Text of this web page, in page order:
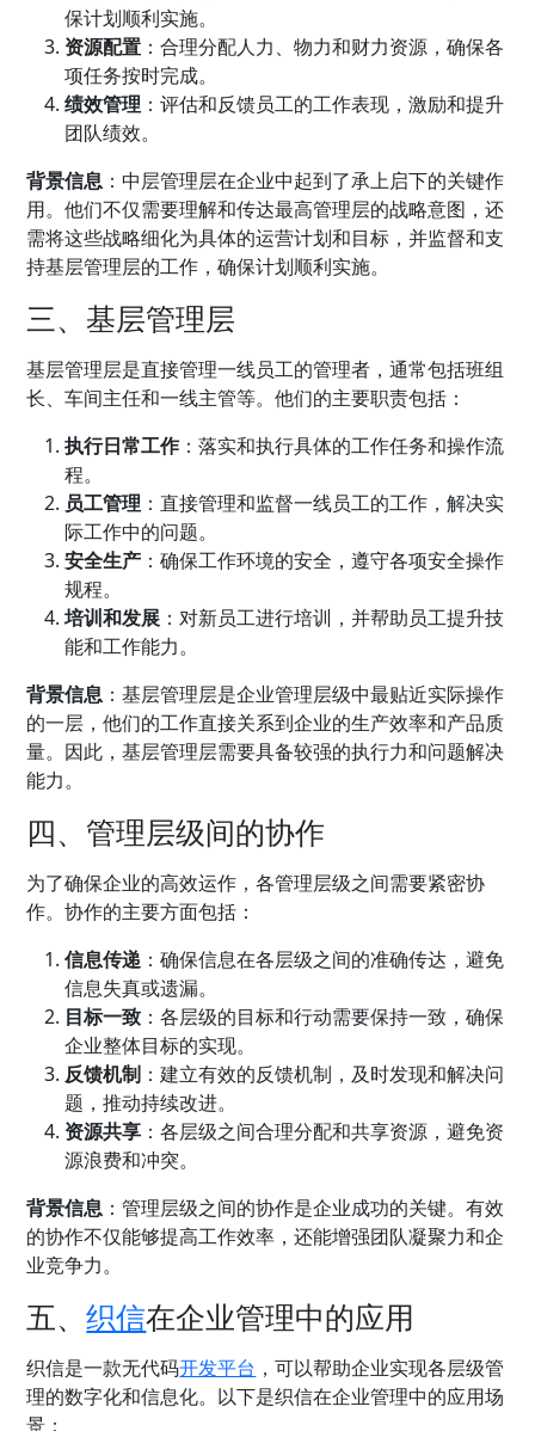
保计划顺利实施。
资源配置 ：合理分配人力、物力和财力资源，确保各
项任务按时完成。
绩效管理 ：评估和反馈员工的工作表现，激励和提升
团队绩效。
背景信息 ：中层管理层在企业中起到了承上启下的关键作
用。他们不仅需要理解和传达最高管理层的战略意图，还
需将这些战略细化为具体的运营计划和目标，并监督和支
持基层管理层的工作，确保计划顺利实施。
三、基层管理层
基层管理层是直接管理一线员工的管理者，通常包括班组
长、车间主任和一线主管等。他们的主要职责包括：
执行日常工作：落实和执行具体的工作任务和操作流
程。
员工管理 ：直接管理和监督一线员工的工作，解决实
际工作中的问题。
安全生产 ：确保工作环境的安全，遵守各项安全操作
规程。
培训和发展 ：对新员工进行培训，并帮助员工提升技
能和工作能力。
背景信息 ：基层管理层是企业管理层级中最贴近实际操作
的一层，他们的工作直接关系到企业的生产效率和产品质
量。因此，基层管理层需要具备较强的执行力和问题解决
能力。
四、管理层级间的协作
为了确保企业的高效运作，各管理层级之间需要紧密协
作。协作的主要方面包括：
信息传递 ：确保信息在各层级之间的准确传达，避免
信息失真或遗漏。
目标一致 ：各层级的目标和行动需要保持一致，确保
企业整体目标的实现。
反馈机制 ：建立有效的反馈机制，及时发现和解决问
题，推动持续改进。
资源共享 ：各层级之间合理分配和共享资源，避免资
源浪费和冲突。
背景信息 ：管理层级之间的协作是企业成功的关键。有效
的协作不仅能够提高工作效率，还能增强团队凝聚力和企
业竞争力。
五、织信在企业管理中的应用
织信是一款无代码开发平台 ，可以帮助企业实现各层级管
理的数字化和信息化。以下是织信在企业管理中的应用场
景：